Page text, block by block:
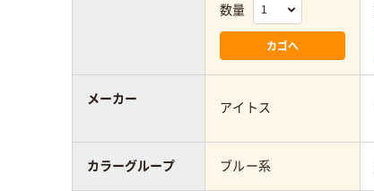
数量
カゴへ
アイトス
ブルー系
メーカー
カラーグループ